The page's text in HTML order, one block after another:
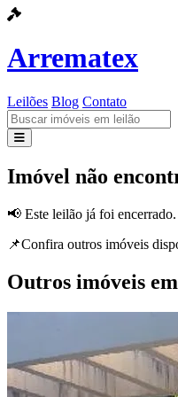
Arrematex
Leilões Blog Contato
Leilões
Contato
Imóvel não
📢 Este leilão já foi
📌Confira outros imóveis
Outros imóveis